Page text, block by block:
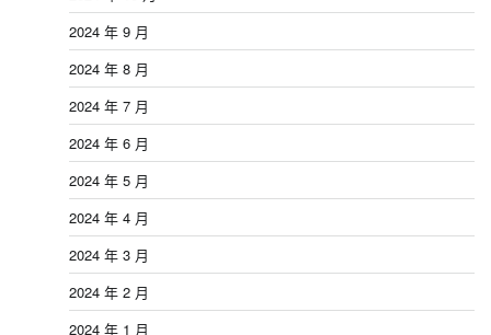
2024 年 9 月
2024 年 8 月
2024 年 7 月
2024 年 6 月
2024 年 5 月
2024 年 4 月
2024 年 3 月
2024 年 2 月
2024 年 1 月